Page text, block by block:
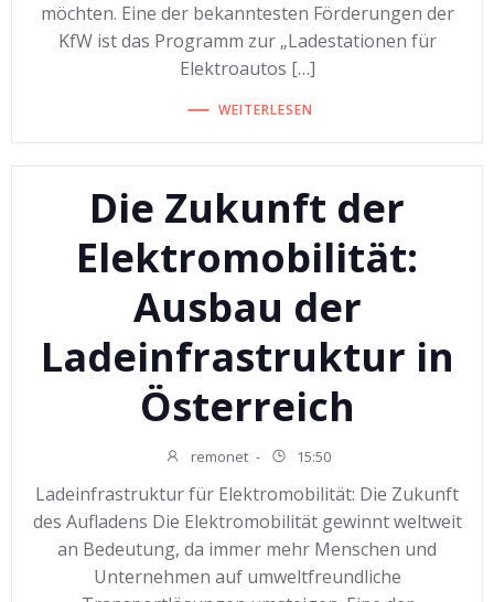
möchten. Eine der bekanntesten Förderungen der
KfW ist das Programm zur „Ladestationen für
Elektroautos […]
WEITERLESEN
Die Zukunft der
Elektromobilität:
Ausbau der
Ladeinfrastruktur in
Österreich
remonet - 15:50
Ladeinfrastruktur für Elektromobilität: Die Zukunft
des Aufladens Die Elektromobilität gewinnt weltweit
an Bedeutung, da immer mehr Menschen und
Unternehmen auf umweltfreundliche